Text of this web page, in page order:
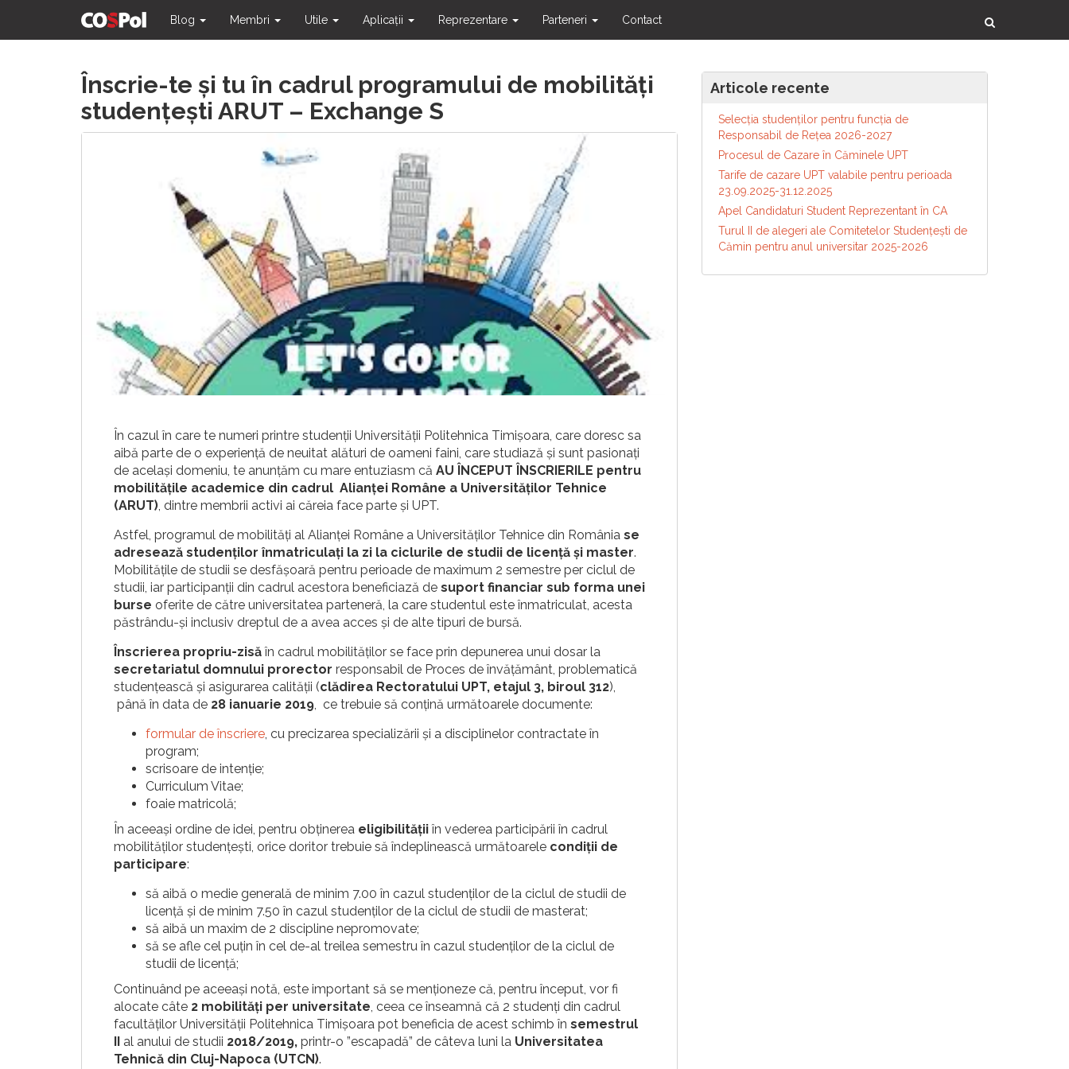
Blog Membri Utile Aplicații Reprezentare Parteneri Contact
Înscrie-te și tu în cadrul programului de mobilități
studențești ARUT – Exchange S
În cazul în care te numeri printre studenții Universității Politehnica Timișoara, care doresc sa
aibă parte de o experiență de neuitat alături de oameni faini, care studiază și sunt pasionați
de același domeniu, te anunțăm cu mare entuziasm că AU ÎNCEPUT ÎNSCRIERILE pentru
mobilitățile academice din cadrul Alianței Române a Universităților Tehnice
(ARUT), dintre membrii activi ai căreia face parte și UPT.
Astfel, programul de mobilități al Alianței Române a Universităților Tehnice din România se
adresează studenților înmatriculați la zi la ciclurile de studii de licență și master.
Mobilitățile de studii se desfășoară pentru perioade de maximum 2 semestre per ciclul de
studii, iar participanții din cadrul acestora beneficiază de suport financiar sub forma unei
burse oferite de către universitatea parteneră, la care studentul este înmatriculat, acesta
păstrându-și inclusiv dreptul de a avea acces și de alte tipuri de bursă.
Înscrierea propriu-zisăîn cadrul mobilităților se face prin depunerea unui dosar la
secretariatul domnului prorector responsabil de Proces de învățământ, problematică
studențească și asigurarea calității (clădirea Rectoratului UPT, etajul 3, biroul 312),
până în data de 28 ianuarie 2019, ce trebuie să conțină următoarele documente:
formular de înscriere, cu precizarea specializării și a disciplinelor contractate în
program;
scrisoare de intenție;
Curriculum Vitae;
foaie matricolă;
În aceeași ordine de idei, pentru obținerea eligibilitățiiîn vederea participării în cadrul
mobilităților studențești, orice doritor trebuie să îndeplinească următoarele condiții de
participare:
să aibă o medie generală de minim 7.00 în cazul studenților de la ciclul de studii de
licență și de minim 7.50 în cazul studenților de la ciclul de studii de masterat;
să aibă un maxim de 2 discipline nepromovate;
să se afle cel puțin în cel de-al treilea semestru în cazul studenților de la ciclul de
studii de licență;
Continuând pe aceeași notă, este important să se menționeze că, pentru început, vor fi
alocate câte 2 mobilități per universitate, ceea ce înseamnă că 2 studenți din cadrul
facultăților Universității Politehnica Timișoara pot beneficia de acest schimb în semestrul
II al anului de studii 2018/2019, printr-o ”escapadă” de câteva luni la Universitatea
Tehnică din Cluj-Napoca (UTCN).
Articole recente
Selecția studenților pentru funcția de
Responsabil de Reţea 2026-2027
Procesul de Cazare în Căminele UPT
Tarife de cazare UPT valabile pentru perioada
23.09.2025-31.12.2025
Apel Candidaturi Student Reprezentant în CA
Turul II de alegeri ale Comitetelor Studențești de
Cămin pentru anul universitar 2025-2026